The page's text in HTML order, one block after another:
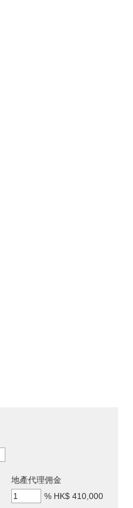
地產代理佣金
% HK$ 410,000